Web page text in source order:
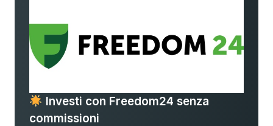
Investi con Freedom24 senza
commissioni